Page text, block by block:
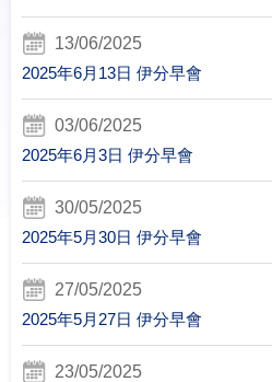
13/06/2025
2025年6月13日 伊分早會
03/06/2025
2025年6月3日 伊分早會
30/05/2025
2025年5月30日 伊分早會
27/05/2025
2025年5月27日 伊分早會
23/05/2025